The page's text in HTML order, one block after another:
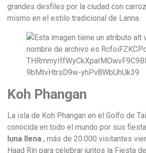
grandes desfiles por la ciudad con
mismo en el estilo tradicional de Lanna.
Koh Phangan
La isla de Koh Phangan en el Golfo de
conocida en todo el mundo por sus
luna llena , más de 20.000 visitantes
Haad Rin para celebrar juntos la Fiesta